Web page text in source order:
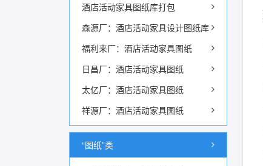
酒店活动家具图纸库打包
森源厂：酒店活动家具设计图纸库
福利来厂：酒店活动家具图纸
日昌厂：酒店活动家具图纸
太亿厂：酒店活动家具图纸
祥源厂：酒店活动家具图纸
“图纸”类